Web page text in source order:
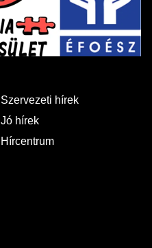
Szervezeti hírek
Jó hírek
Hírcentrum